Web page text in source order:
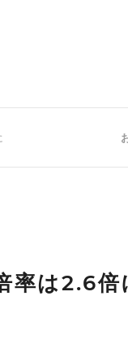
率は2.6倍